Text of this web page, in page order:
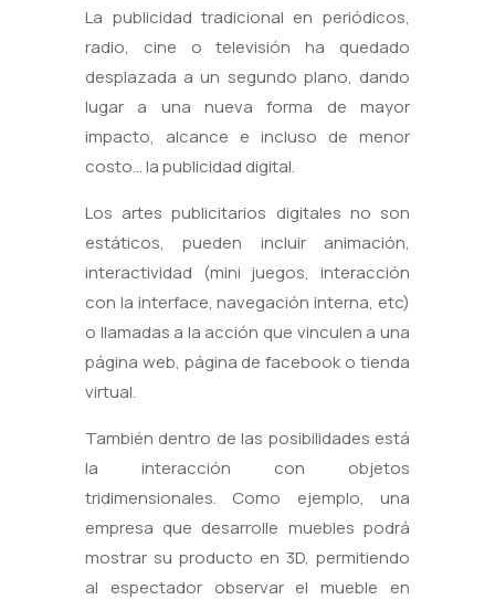
La publicidad tradicional en periódicos,
radio, cine o televisión ha quedado
desplazada a un segundo plano, dando
lugar a una nueva forma de mayor
impacto, alcance e incluso de menor
costo… la publicidad digital.
Los artes publicitarios digitales no son
estáticos, pueden incluir animación,
interactividad (mini juegos, interacción
con la interface, navegación interna, etc)
o llamadas a la acción que vinculen a una
página web, página de facebook o tienda
virtual.
También dentro de las posibilidades está
la interacción con objetos
tridimensionales. Como ejemplo, una
empresa que desarrolle muebles podrá
mostrar su producto en 3D, permitiendo
al espectador observar el mueble en